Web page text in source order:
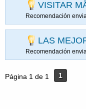
VISITAR
Recomendación
LAS
Recomendación
Página 1 de 1 1